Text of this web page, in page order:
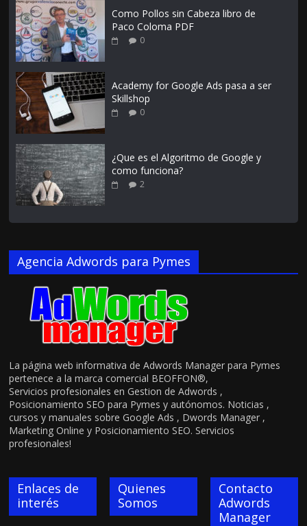
Como Pollos sin Cabeza libro de
Paco Coloma PDF
0
Academy for Google Ads pasa a ser
Skillshop
0
¿Que es el Algoritmo de Google y
como funciona?
2
Agencia Adwords para Pymes
La página web informativa de Adwords Manager para Pymes
pertenece a la marca comercial BEOFFON®,
Servicios profesionales en Gestion de Adwords ,
Posicionamiento SEO para Pymes y autónomos. Noticias ,
cursos y manuales sobre Google Ads , Dwords Manager ,
Marketing Online y Posicionamiento SEO. Servicios
profesionales!
Enlaces de
interés
Quienes
Somos
Contacto
Adwords
Manager